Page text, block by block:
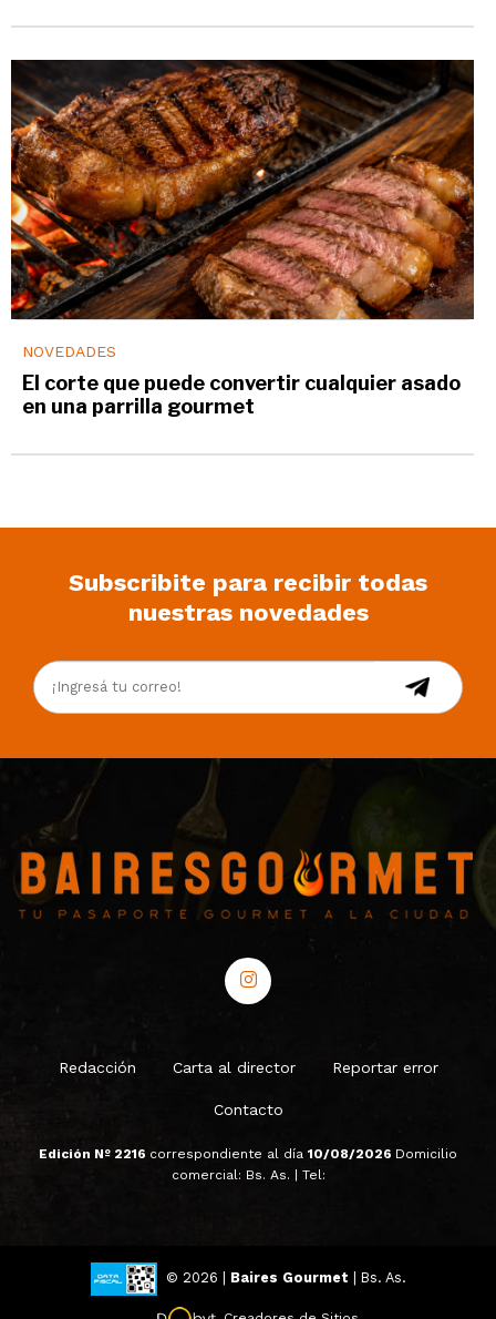
NOVEDADES
El corte que puede convertir cualquier asado
en una parrilla gourmet
Subscribite para recibir todas
nuestras novedades
Redacción Carta al director Reportar error
Contacto
Edición Nº 2216 correspondiente al día 10/08/2026 Domicilio
comercial: Bs. As. | Tel:
© 2026 | Baires Gourmet | Bs. As.